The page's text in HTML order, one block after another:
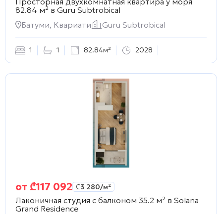
82.84 м² в Guru Subtrobical
Батуми, Квариати
Guru Subtrobical
1 1 82.84м² 2028
от ₾117 092 ₾3 280/м²
Лаконичная студия с балконом 35.2 м² в Solana
Grand Residence